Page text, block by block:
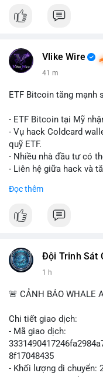
và phân quyền Ethereum.
có sự đồng thuận hai
- Newrez xem xét
động.
theo khung mới nghiêm
- Tòa án Nga công
lệ cho các vụ án hình sự
- Trump hy vọng ký
còn rào cản pháp lý.
tiền trộm được chuyển
nhân viên, cho phép
#sand
#skr #dvt
$btc $eth $sol $xrp $cc
📰 Nguồn: Decrypt
Vlike Wire
41 m
ETF Bitcoin tăng mạnh
- ETF Bitcoin tại Mỹ
- Vụ hack Coldcard
quỹ ETF.
- Nhiều nhà đầu tư có
- Liên hệ giữa hack và
#vlikevn #titanbot
Đọc thêm
Đội Trinh Sát
1 h
🚨 CẢNH BÁO WHALE
Chi tiết giao dịch:
- Mã giao dịch:
8f17048435
- Khối lượng di chuyển: